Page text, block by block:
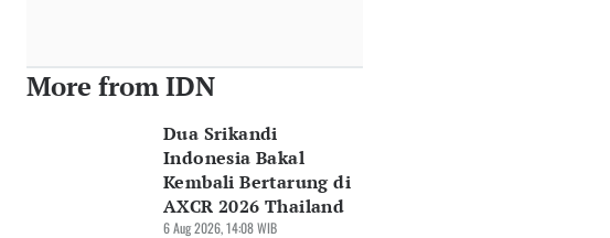
More from IDN
Dua Srikandi
Indonesia Bakal
Kembali Bertarung di
AXCR 2026 Thailand
6 Aug 2026, 14:08 WIB